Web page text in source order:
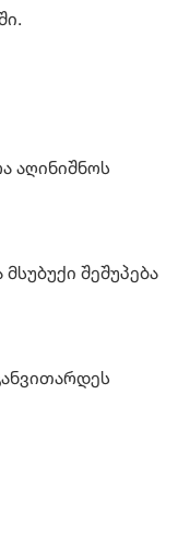
აღინიშნოს
შეშუპება